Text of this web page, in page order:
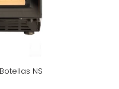
NS